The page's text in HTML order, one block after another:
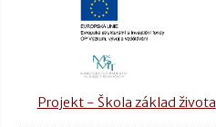
Projekt - Škola základ života